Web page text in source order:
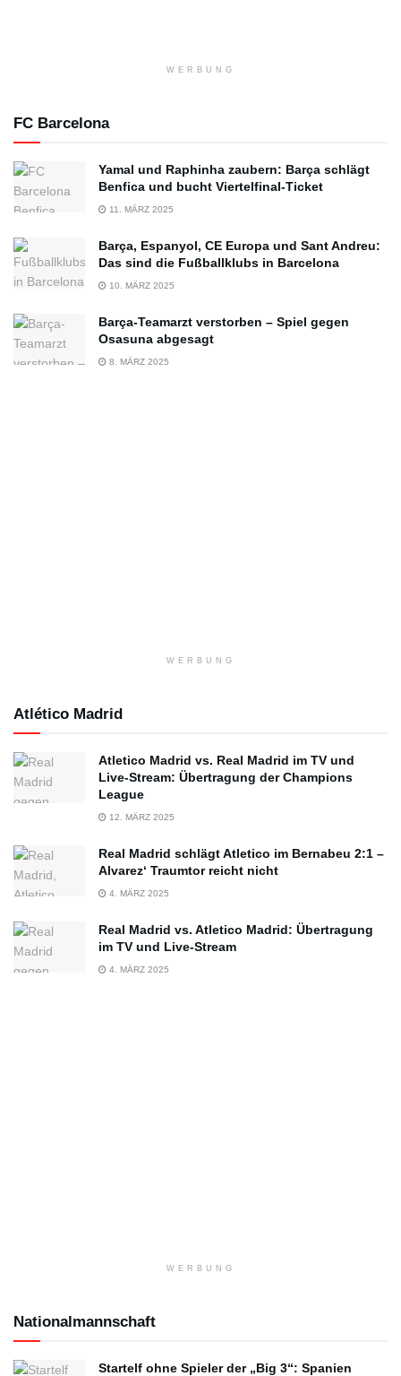
WERBUNG
FC Barcelona
Yamal und Raphinha zaubern: Barça schlägt
Benfica und bucht Viertelfinal-Ticket
11. MÄRZ 2025
Barça, Espanyol, CE Europa und Sant Andreu:
Das sind die Fußballklubs in Barcelona
10. MÄRZ 2025
Barça-Teamarzt verstorben – Spiel gegen
Osasuna abgesagt
8. MÄRZ 2025
WERBUNG
Atlético Madrid
Atletico Madrid vs. Real Madrid im TV und
Live-Stream: Übertragung der Champions
League
12. MÄRZ 2025
Real Madrid schlägt Atletico im Bernabeu 2:1 –
Alvarez‘ Traumtor reicht nicht
4. MÄRZ 2025
Real Madrid vs. Atletico Madrid: Übertragung
im TV und Live-Stream
4. MÄRZ 2025
WERBUNG
Nationalmannschaft
Startelf ohne Spieler der „Big 3“: Spanien